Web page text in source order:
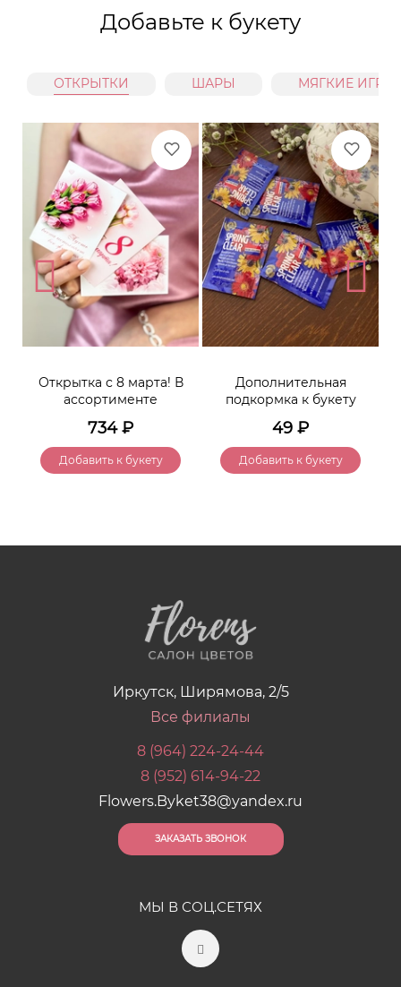
Добавьте к букету
ОТКРЫТКИ ШАРЫ МЯГКИЕ
Открытка с 8 марта! В
ассортименте
734₽
Добавить к букету
Дополнительная
подкормка к букету
49 ₽
Добавить к букету
Иркутск, Ширямова, 2/5
Все филиалы
8 (964) 224-24-44
8 (952) 614-94-22
Flowers.Byket38@yandex.ru
ЗАКАЗАТЬ ЗВОНОК
МЫ В СОЦ.СЕТЯХ